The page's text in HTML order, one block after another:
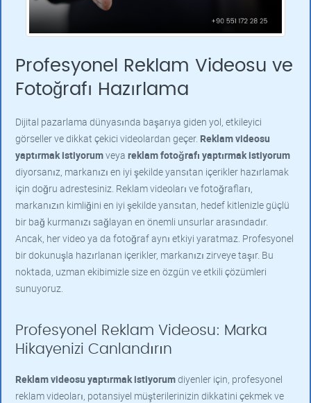
Profesyonel Reklam Videosu ve
Fotoğrafı Hazırlama
Dijital pazarlama dünyasında başarıya giden yol, etkileyici
görseller ve dikkat çekici videolardan geçer. Reklam videosu
yaptırmak istiyorumveya reklam fotoğrafı yaptırmak istiyorum
diyorsanız, markanızı en iyi şekilde yansıtan içerikler hazırlamak
için doğru adrestesiniz. Reklam videoları ve fotoğrafları,
markanızın kimliğini en iyi şekilde yansıtan, hedef kitlenizle güçlü
bir bağ kurmanızı sağlayan en önemli unsurlar arasındadır.
Ancak, her video ya da fotoğraf aynı etkiyi yaratmaz. Profesyonel
bir dokunuşla hazırlanan içerikler, markanızı zirveye taşır. Bu
noktada, uzman ekibimizle size en özgün ve etkili çözümleri
sunuyoruz.
Profesyonel Reklam Videosu: Marka
Hikayenizi Canlandırın
Reklam videosu yaptırmak istiyorumdiyenler için, profesyonel
reklam videoları, potansiyel müşterilerinizin dikkatini çekmek ve